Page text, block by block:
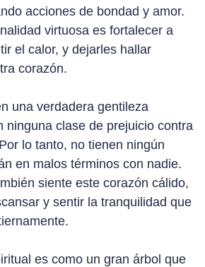
acciones de bondad y amor.
virtuosa es fortalecer a
el calor, y dejarles hallar
corazón.
una verdadera gentileza
ninguna clase de prejuicio contra
lo tanto, no tienen ningún
en malos términos con nadie.
siente este corazón cálido,
y sentir la tranquilidad que
es como un gran árbol que